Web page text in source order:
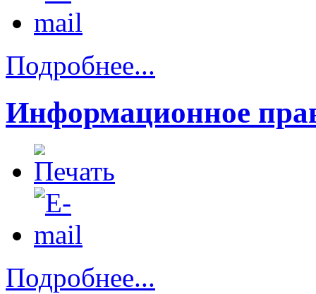
Подробнее...
Информационное
Подробнее...